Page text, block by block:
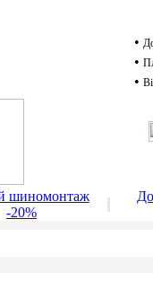
•
•
•
шиномонтаж
-20%